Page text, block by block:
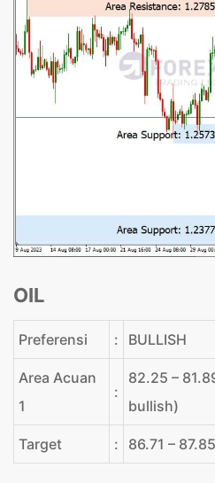
OIL
Preferensi : BULLISH
Area Acuan
1
:
82.25 –
bullish)
Target : 86.71 – 87.85